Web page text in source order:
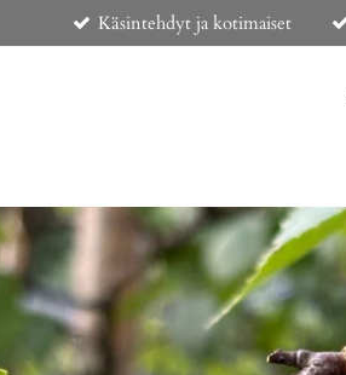
Käsintehdyt ja kotimaiset